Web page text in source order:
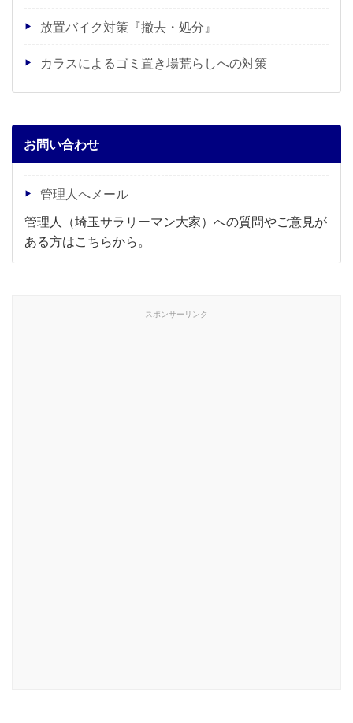
放置バイク対策『撤去・処分』
カラスによるゴミ置き場荒らしへの対策
お問い合わせ
管理人へメール
管理人（埼玉サラリーマン大家）への質問やご意見が
ある方はこちらから。
スポンサーリンク